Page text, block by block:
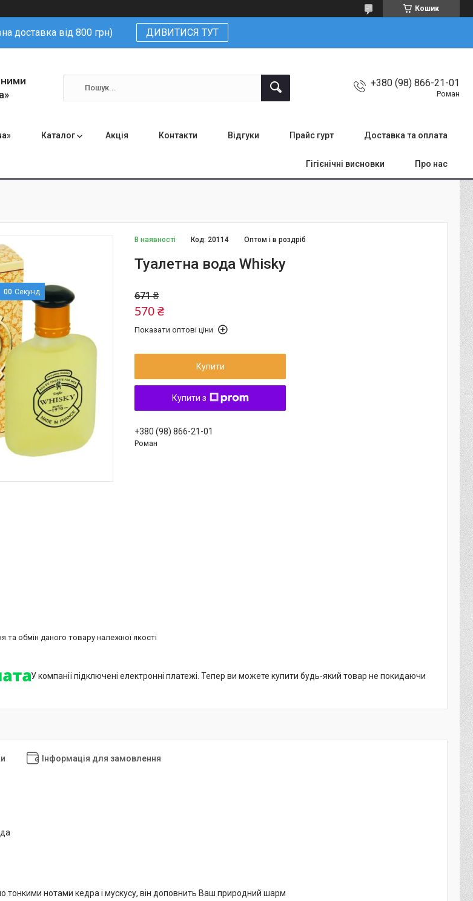
Кошик
доставка від 800 грн) ДИВИТИСЯ ТУТ
+380 (98) 866-21-01
Роман
Каталог Акція Контакти Відгуки Прайс гурт Доставка та оплата
Гігієнічні висновки Про нас
00 Секунд
В наявності Оптом і в роздріб
Код: 20114
Туалетна вода Whisky
671 ₴
570 ₴
Показати оптові ціни
Купити
Купити з
+380 (98) 866-21-01
Роман
та обмін даного товару належної якості
У компанії підключені електронні платежі. Тепер ви можете купити будь-який товар не покидаючи
Інформація для замовлення
тонкими нотами кедра і мускусу, він доповнить Ваш природний шарм